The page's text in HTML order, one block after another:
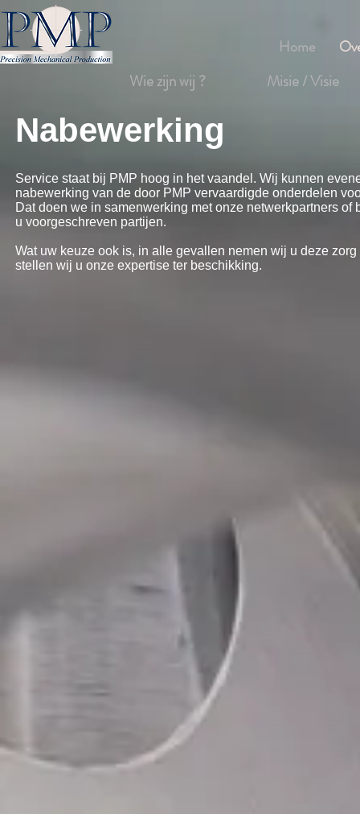
Home
Wie zijn wij ? Misie / Visie
Nabewerking
Service staat bij PMP hoog in het vaandel. Wij kunnen
nabewerking van de door PMP vervaardigde onderdelen
Dat doen we in samenwerking met onze netwerkpartners of
u voorgeschreven partijen.
Wat uw keuze ook is, in alle gevallen nemen wij u deze
stellen wij u onze expertise ter beschikking.